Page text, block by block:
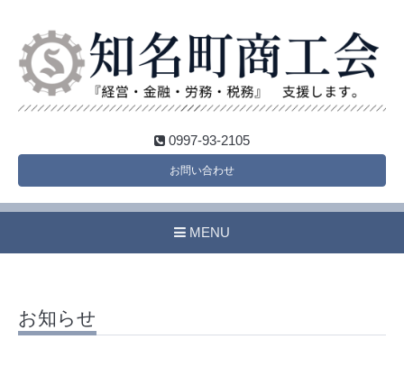
0997-93-2105
お問い合わせ
MENU
お知らせ